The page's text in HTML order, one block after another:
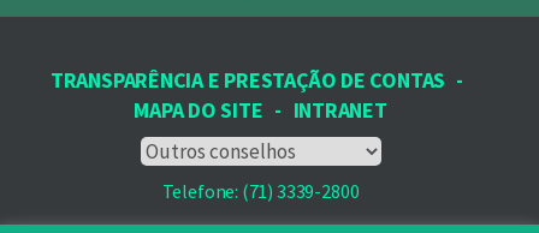
Telefone: (71) 3339-2800
TRANSPARÊNCIA E PRESTAÇÃO DE CONTAS -
MAPA DO SITE - INTRANET